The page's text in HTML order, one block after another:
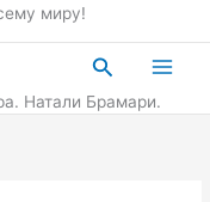
миру!
Поиск
Натали Брамари.